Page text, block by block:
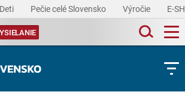
Deti Pečie celé Slovensko Výročie E-